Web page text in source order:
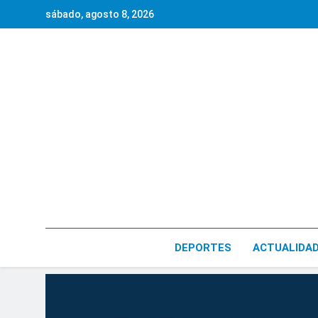
sábado, agosto 8, 2026
DEPORTES